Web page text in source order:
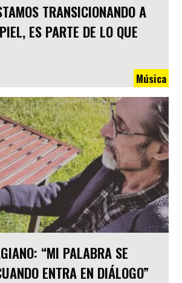
TRANSICIONANDO A
ES PARTE DE LO QUE
Música
“MI PALABRA SE
ENTRA EN DIÁLOGO”